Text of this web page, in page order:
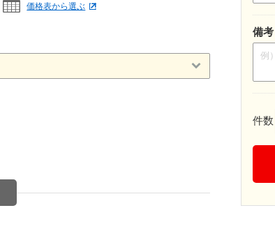
価格表から選ぶ
備考
件数